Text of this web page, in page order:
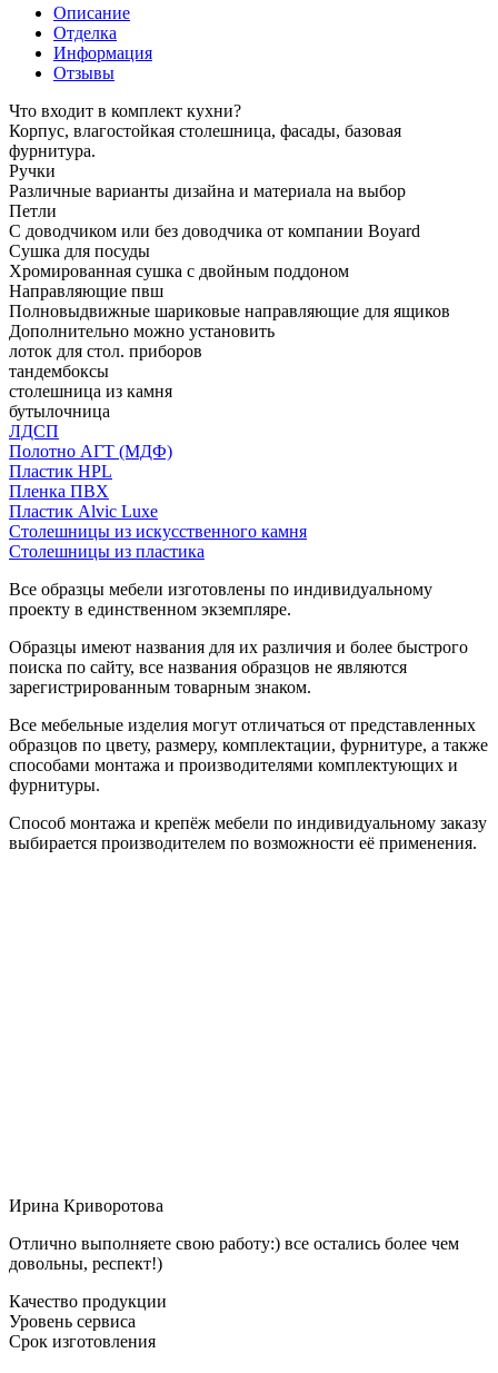
Описание
Отделка
Информация
Отзывы
Что входит в комплект кухни?
Корпус, влагостойкая столешница, фасады, базовая
фурнитура.
Ручки
Различные варианты дизайна и материала на выбор
Петли
С доводчиком или без доводчика от компании Boyard
Сушка для посуды
Хромированная сушка с двойным поддоном
Направляющие пвш
Полновыдвижные шариковые направляющие для ящиков
Дополнительно можно установить
лоток для стол. приборов
тандембоксы
столешница из камня
бутылочница
ЛДСП
Полотно АГТ (МДФ)
Пластик HPL
Пленка ПВХ
Пластик Alvic Luxe
Столешницы из искусственного камня
Столешницы из пластика
Все образцы мебели изготовлены по индивидуальному
проекту в единственном экземпляре.
Образцы имеют названия для их различия и более быстрого
поиска по сайту, все названия образцов не являются
зарегистрированным товарным знаком.
Все мебельные изделия могут отличаться от представленных
образцов по цвету, размеру, комплектации, фурнитуре, а также
способами монтажа и производителями комплектующих и
фурнитуры.
Способ монтажа и крепёж мебели по индивидуальному заказу
выбирается производителем по возможности её применения.
Ирина Криворотова
Отлично выполняете свою работу:) все остались более чем
довольны, респект!)
Качество продукции
Уровень сервиса
Срок изготовления